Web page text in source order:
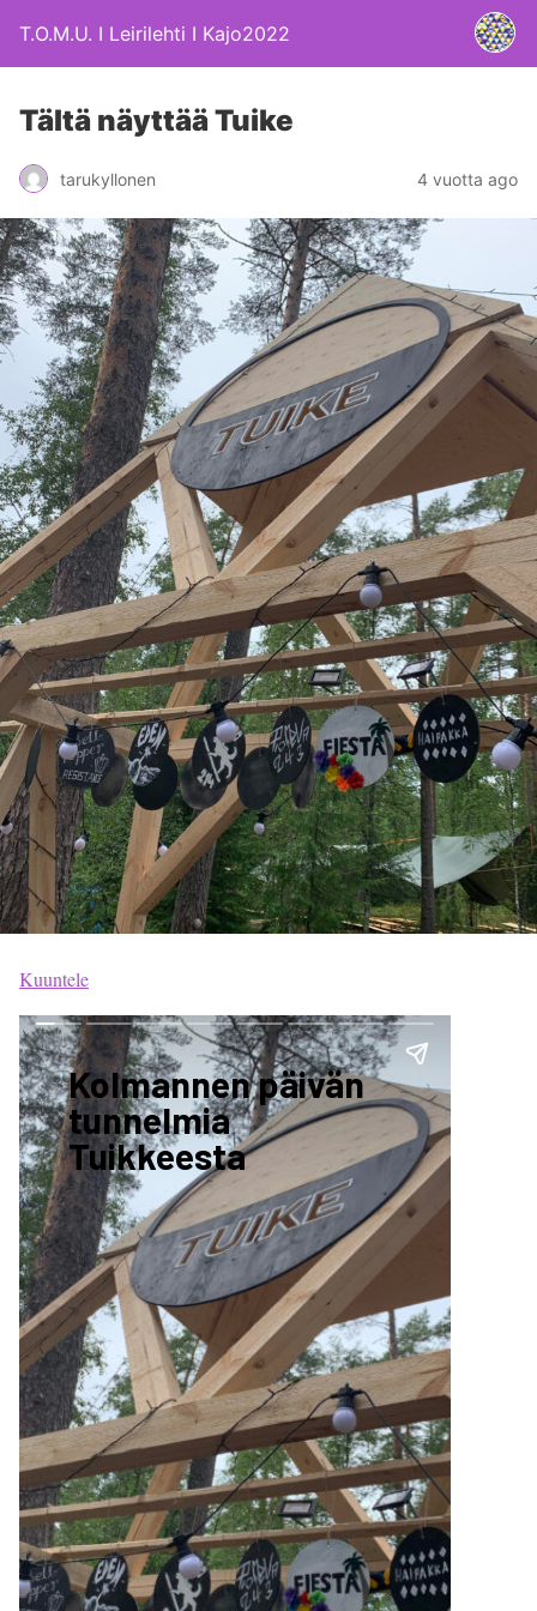
T.O.M.U. I Leirilehti I Kajo2022
Tältä näyttää Tuike
tarukyllonen 4 vuotta ago
Kuuntele